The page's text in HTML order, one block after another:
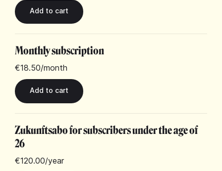
Monthly subscription
€18.50/month
Zukunftsabo for subscribers under the age of
26
€120.00/year